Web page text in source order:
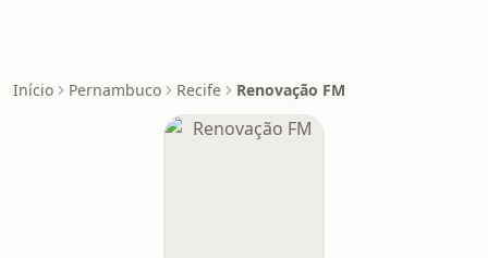
Início Pernambuco Recife Renovação FM